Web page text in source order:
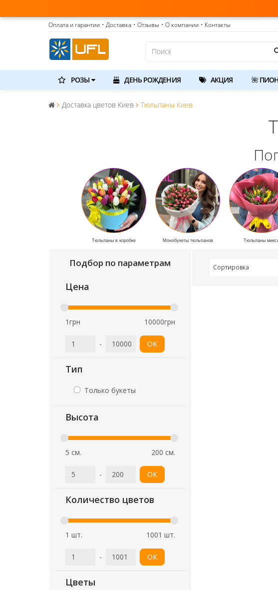
Оплата и гарантии • Доставка • Отзывы • О компании • Контакты
РОЗЫ ДЕНЬ РОЖДЕНИЯ АКЦИЯ 🌺
Доставка цветов Киев Тюльпаны Киев
Тюльпаны в коробке Монобукеты тюльпанов Тюльпаны
Подбор по параметрам
Цена
1грн 10000грн
- ОК
Тип
Только букеты
Высота
5 см. 200 см.
- ОК
Количество цветов
1 шт. 1001 шт.
- ОК
Цветы
Сортировка